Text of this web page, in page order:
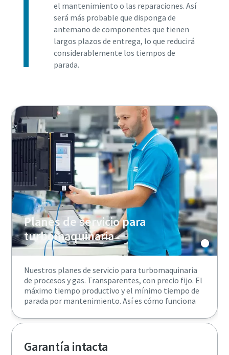
el mantenimiento o las reparaciones. Así
será más probable que disponga de
antemano de componentes que tienen
largos plazos de entrega, lo que reducirá
considerablemente los tiempos de
parada.
Planes de servicio para
turbomaquinaria
Nuestros planes de servicio para turbomaquinaria
de procesos y gas. Transparentes, con precio fijo. El
máximo tiempo productivo y el mínimo tiempo de
parada por mantenimiento. Así es cómo funciona
Garantía intacta